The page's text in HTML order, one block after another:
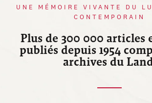
UNE MÉMOIRE VIVANTE DU
CONTEMPORAIN
Plus de 300 000 articles
publiés depuis 1954
archives du